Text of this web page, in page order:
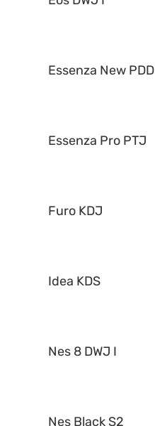
Essenza New PDD
Essenza Pro PTJ
Furo KDJ
Idea KDS
Nes 8 DWJ I
Nes Black S2